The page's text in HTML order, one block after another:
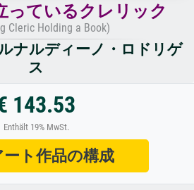
っているクレリック
Cleric Holding a Book)
ナルディーノ・ロドリゲ
ス
143.53
Enthält 19% MwSt.
ト作品の構成